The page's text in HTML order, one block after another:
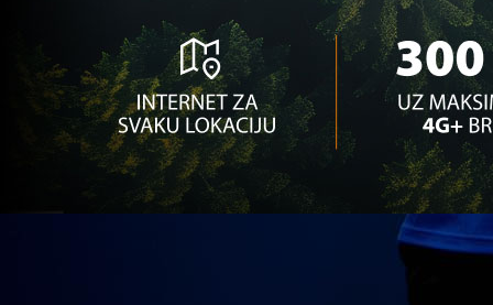
A Selekcija
Reprezentativac BiH se vraća u klub u kojem je